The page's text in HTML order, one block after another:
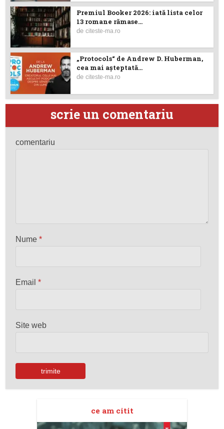
Premiul Booker 2026: iată lista celor
13 romane rămase...
deciteste-ma.ro
„Protocols“ de Andrew D. Huberman,
cea mai așteptată...
deciteste-ma.ro
scrie un comentariu
comentariu
Nume*
Email*
Site web
ce am citit